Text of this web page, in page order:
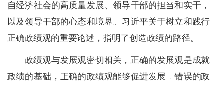
自经济社会的高质量发展、领导干部的担当和实干，
以及领导干部的心态和境界。习近平关于树立和践行
正确政绩观的重要论述，指明了创造政绩的路径。
政绩观与发展观密切相关，正确的发展观是成就
政绩的基础，正确的政绩观能够促进发展，错误的政